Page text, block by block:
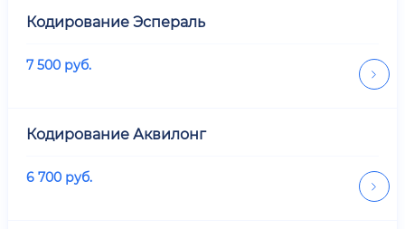
Кодирование Эспераль
7 500 руб.
Кодирование Аквилонг
6 700 руб.